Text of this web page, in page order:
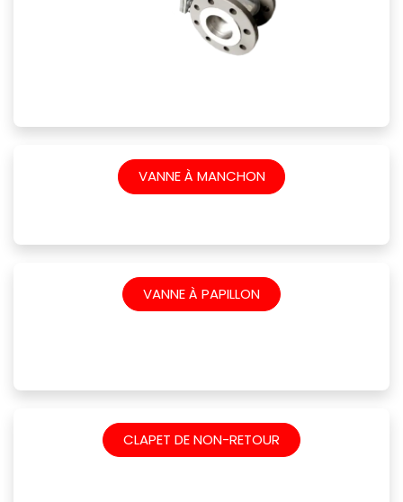
VANNE À MANCHON
VANNE À PAPILLON
CLAPET DE NON-RETOUR